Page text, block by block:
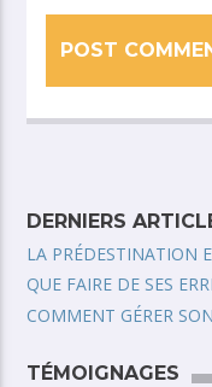
DERNIERS
LA PRÉDESTINATION
QUE FAIRE DE SES
COMMENT GÉRER
TÉMOIGNAGES